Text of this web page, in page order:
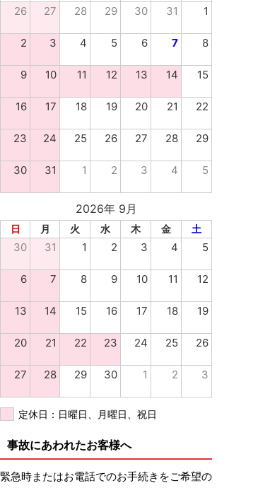
26 27 28 29 30 31 1
2 3 4 5 6 7 8
9 10 11 12 13 14 15
16 17 18 19 20 21 22
23 24 25 26 27 28 29
30 31 1 2 3 4 5
2026年 9月
日 月 火 水 木 金 土
30 31 1 2 3 4 5
6 7 8 9 10 11 12
13 14 15 16 17 18 19
20 21 22 23 24 25 26
27 28 29 30 1 2 3
定休日：日曜日、月曜日、祝日
事故にあわれたお客様へ
緊急時またはお電話でのお手続きをご希望の